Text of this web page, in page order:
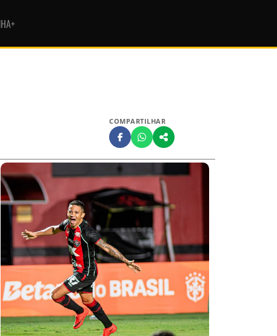
COMPARTILHAR